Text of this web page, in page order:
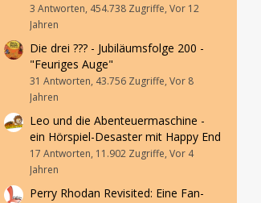
3 Antworten, 454.738 Zugriffe, Vor 12
Jahren
Die drei ??? - Jubiläumsfolge 200 -
"Feuriges Auge"
31 Antworten, 43.756 Zugriffe, Vor 8
Jahren
Leo und die Abenteuermaschine -
ein Hörspiel-Desaster mit Happy End
17 Antworten, 11.902 Zugriffe, Vor 4
Jahren
Perry Rhodan Revisited: Eine Fan-